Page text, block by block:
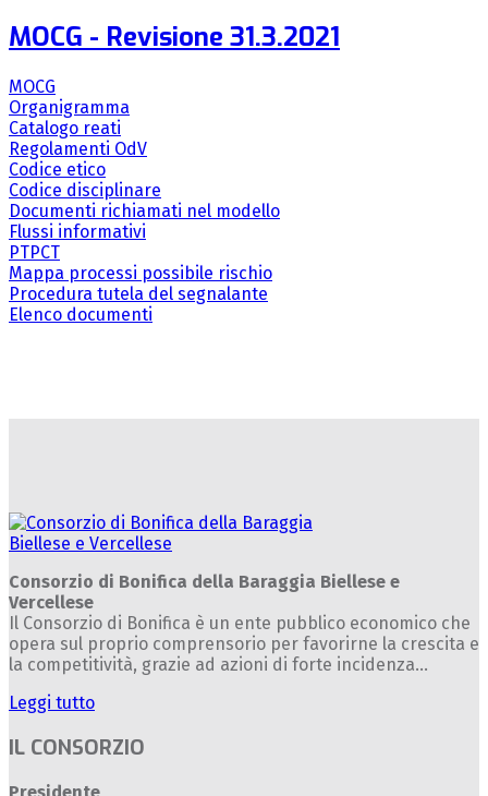
MOCG - Revisione 31.3.2021
MOCG
Organigramma
Catalogo reati
Regolamenti OdV
Codice etico
Codice disciplinare
Documenti richiamati nel modello
Flussi informativi
PTPCT
Mappa processi possibile rischio
Procedura tutela del segnalante
Elenco documenti
Consorzio di Bonifica della Baraggia Biellese e
Vercellese
Il Consorzio di Bonifica è un ente pubblico economico che
opera sul proprio comprensorio per favorirne la crescita e
la competitività, grazie ad azioni di forte incidenza...
Leggi tutto
IL CONSORZIO
Presidente